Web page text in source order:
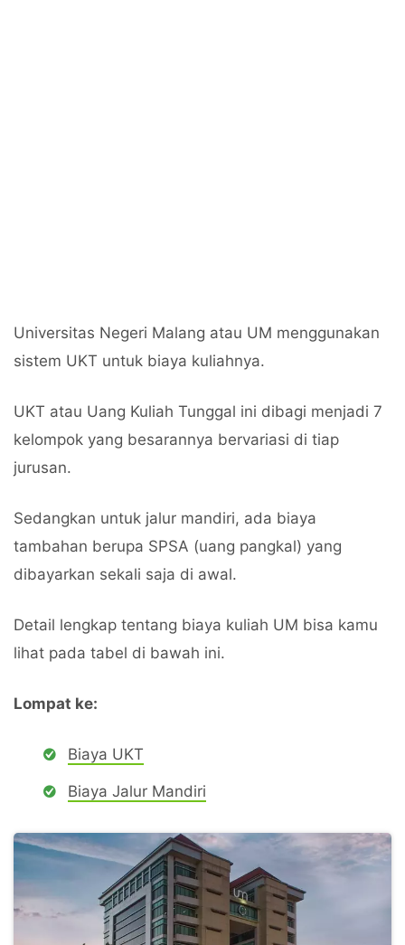
Universitas Negeri Malang atau UM menggunakan
sistem UKT untuk biaya kuliahnya.
UKT atau Uang Kuliah Tunggal ini dibagi menjadi 7
kelompok yang besarannya bervariasi di tiap
jurusan.
Sedangkan untuk jalur mandiri, ada biaya
tambahan berupa SPSA (uang pangkal) yang
dibayarkan sekali saja di awal.
Detail lengkap tentang biaya kuliah UM bisa kamu
lihat pada tabel di bawah ini.
Lompat ke:
Biaya UKT
Biaya Jalur Mandiri